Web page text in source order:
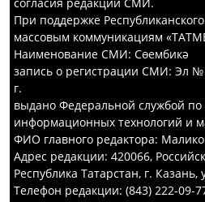
При поддержке
массовым коммуникациям
Наименование СМИ: Сөембикә
запись о регистрации СМИ: Эл №
г.
выдано Федеральной службой по
информационных технологий и
ФИО главного редактора:
Адрес редакции: 420066,
Республика Татарстан, г. Казань,
Телефон редакции: (843) 222-09-